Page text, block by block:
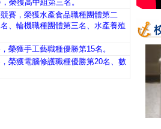
榮獲高中組第三名。
賽，榮獲水產食品職種團體第二
、輪機職種團體第三名、水產養殖
榮獲手工藝職種優勝第15名。
榮獲電腦修護職種優勝第20名、數